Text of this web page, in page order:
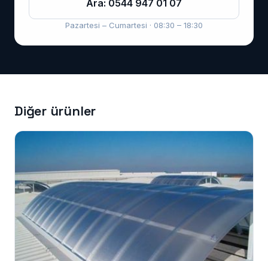
Ara: 0544 947 01 07
Pazartesi – Cumartesi · 08:30 – 18:30
Diğer ürünler